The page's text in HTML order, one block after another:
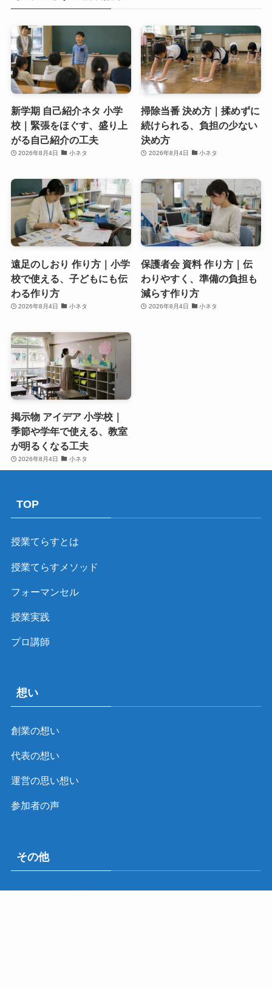
新学期 自己紹介ネタ 小学
校｜緊張をほぐす、盛り上
がる自己紹介の工夫
2026年8月4日 小ネタ
掃除当番 決め方｜揉めずに
続けられる、負担の少ない
決め方
2026年8月4日 小ネタ
遠足のしおり 作り方｜小学
校で使える、子どもにも伝
わる作り方
2026年8月4日 小ネタ
保護者会 資料 作り方｜伝
わりやすく、準備の負担も
減らす作り方
2026年8月4日 小ネタ
掲示物 アイデア 小学校｜
季節や学年で使える、教室
が明るくなる工夫
2026年8月4日 小ネタ
TOP
授業てらすとは
授業てらすメソッド
フォーマンセル
授業実践
プロ講師
想い
創業の想い
代表の想い
運営の思い想い
参加者の声
その他